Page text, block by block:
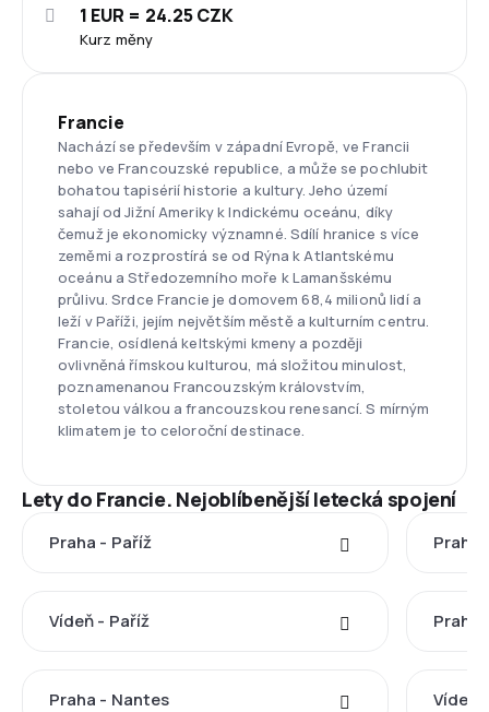
Kurz měny
1 EUR = 24.25 CZK
Francie
Nachází se především v západní Evropě, ve Francii
nebo ve Francouzské republice, a může se pochlubit
bohatou tapisérií historie a kultury. Jeho území
sahají od Jižní Ameriky k Indickému oceánu, díky
čemuž je ekonomicky významné. Sdílí hranice s více
zeměmi a rozprostírá se od Rýna k Atlantskému
oceánu a Středozemního moře k Lamanšskému
průlivu. Srdce Francie je domovem 68,4 milionů lidí a
leží v Paříži, jejím největším městě a kulturním centru.
Francie, osídlená keltskými kmeny a později
ovlivněná římskou kulturou, má složitou minulost,
poznamenanou Francouzským královstvím,
stoletou válkou a francouzskou renesancí. S mírným
klimatem je to celoroční destinace.
Lety do Francie. Nejoblíbenější letecká spojení
Praha - Paříž Praha
Vídeň - Paříž Praha
Praha - Nantes Vídeň